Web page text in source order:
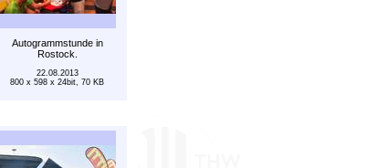
Autogrammstunde in
Rostock.
22.08.2013
800 x 598 x 24bit, 70 KB